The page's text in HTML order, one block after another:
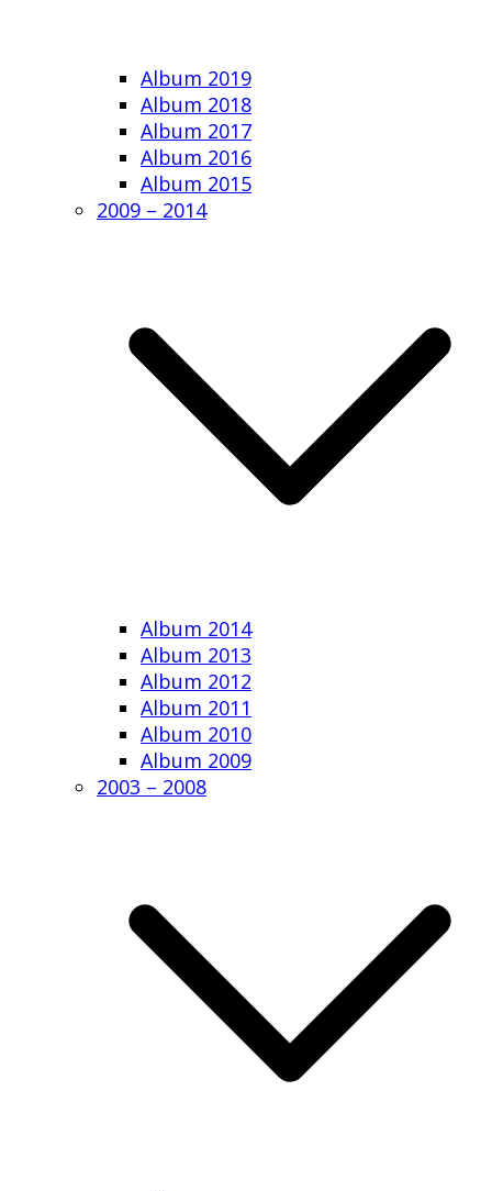
Album 2019
Album 2018
Album 2017
Album 2016
Album 2015
2009 – 2014
Album 2014
Album 2013
Album 2012
Album 2011
Album 2010
Album 2009
2003 – 2008